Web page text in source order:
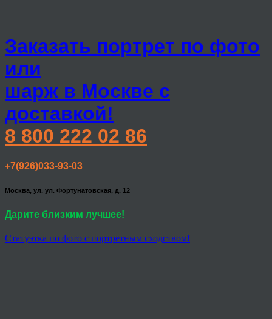
Заказать портрет по фото
или
шарж в Москве с
доставкой!
8 800 222 02 86
+7(926)033-93-03
Москва, ул. ул. Фортунатовская, д. 12
Дарите близким лучшее!
Статуэтка по фото с портретным сходством!